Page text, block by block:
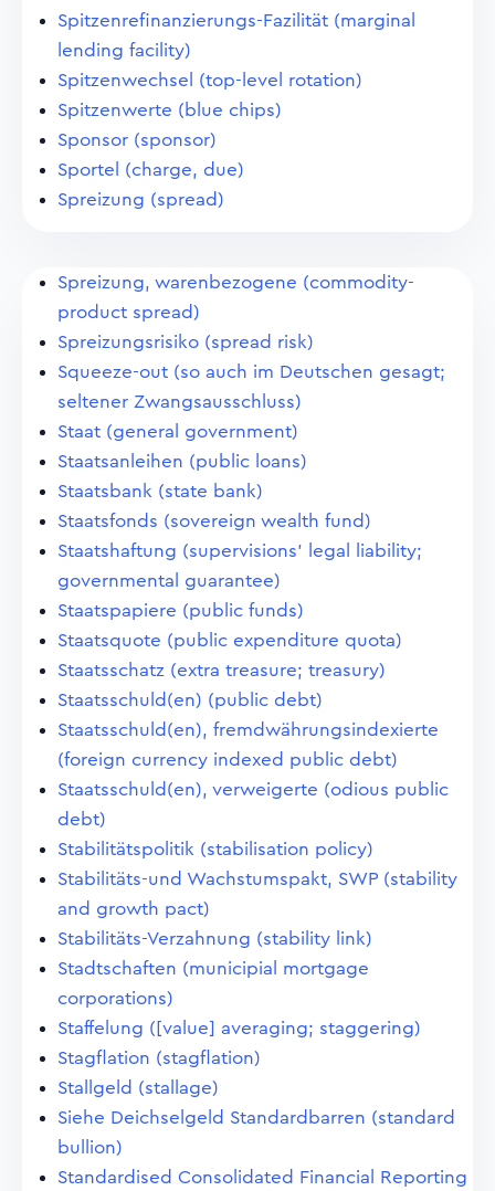
Spitzenrefinanzierungs-Fazilität (marginal
lending facility)
Spitzenwechsel (top-level rotation)
Spitzenwerte (blue chips)
Sponsor (sponsor)
Sportel (charge, due)
Spreizung (spread)
Spreizung, warenbezogene (commodity-
product spread)
Spreizungsrisiko (spread risk)
Squeeze-out (so auch im Deutschen gesagt;
seltener Zwangsausschluss)
Staat (general government)
Staatsanleihen (public loans)
Staatsbank (state bank)
Staatsfonds (sovereign wealth fund)
Staatshaftung (supervisions' legal liability;
governmental guarantee)
Staatspapiere (public funds)
Staatsquote (public expenditure quota)
Staatsschatz (extra treasure; treasury)
Staatsschuld(en) (public debt)
Staatsschuld(en), fremdwährungsindexierte
(foreign currency indexed public debt)
Staatsschuld(en), verweigerte (odious public
debt)
Stabilitätspolitik (stabilisation policy)
Stabilitäts-und Wachstumspakt, SWP (stability
and growth pact)
Stabilitäts-Verzahnung (stability link)
Stadtschaften (municipial mortgage
corporations)
Staffelung ([value] averaging; staggering)
Stagflation (stagflation)
Stallgeld (stallage)
Siehe Deichselgeld Standardbarren (standard
bullion)
Standardised Consolidated Financial Reporting